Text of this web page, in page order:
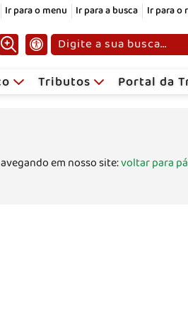
Ir para o menu Ir para a busca Ir para o
Pesquisar:
Tributos Portal da
em nosso site:voltar para